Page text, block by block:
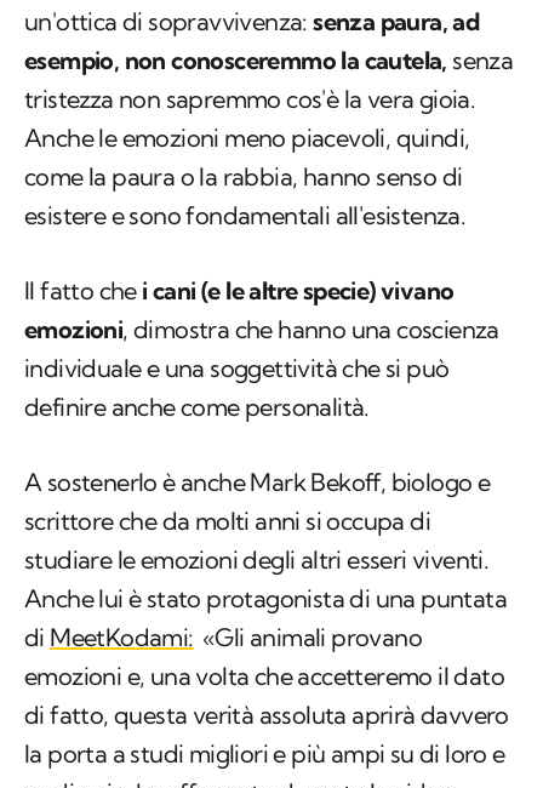
un'ottica di sopravvivenza: senza paura, ad
esempio, non conosceremmo la cautela, senza
tristezza non sapremmo cos'è la vera gioia.
Anche le emozioni meno piacevoli, quindi,
come la paura o la rabbia, hanno senso di
esistere e sono fondamentali all'esistenza.
Il fatto che i cani (e le altre specie) vivano
emozioni, dimostra che hanno una coscienza
individuale e una soggettività che si può
definire anche come personalità.
A sostenerlo è anche Mark Bekoff, biologo e
scrittore che da molti anni si occupa di
studiare le emozioni degli altri esseri viventi.
Anche lui è stato protagonista di una puntata
di MeetKodami: «Gli animali provano
emozioni e, una volta che accetteremo il dato
di fatto, questa verità assoluta aprirà davvero
la porta a studi migliori e più ampi su di loro e